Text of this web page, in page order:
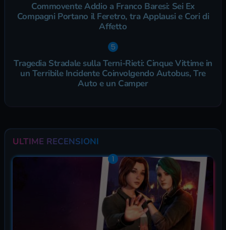
Commovente Addio a Franco Baresi: Sei Ex
Compagni Portano il Feretro, tra Applausi e Cori di
Affetto
Tragedia Stradale sulla Terni-Rieti: Cinque Vittime in
un Terribile Incidente Coinvolgendo Autobus, Tre
Auto e un Camper
ULTIME RECENSIONI